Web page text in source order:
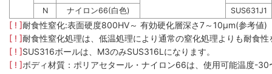
N
ナイロン66(白色) SUS631J1
[ ! ]耐食性窒化:表面硬度800HV～ 有効硬化層深さ7～10μm(参考値)
[ ! ]耐食性窒化処理は、低温処理により通常の窒化処理よりも耐食
[ ! ]SUS316ボールは、M3のみSUS316Lになります。
[ ! ]ボディ材質：ポリアセタール・ナイロン66は、使用可能温度-